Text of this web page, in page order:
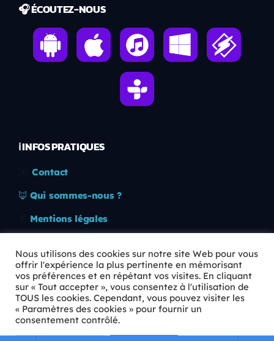
🎧 ÉCOUTEZ-NOUS
ℹ️ INFOS PRATIQUES
Contact
🦊 Qui sommes-nous ?
Mentions légales
🛡️ RGPD
Copyright © 2026 Animkids. Tous droits réservés.
Nous utilisons des cookies sur notre site Web pour vous
offrir l'expérience la plus pertinente en mémorisant
vos préférences et en répétant vos visites. En cliquant
sur « Tout accepter », vous consentez à l'utilisation de
TOUS les cookies. Cependant, vous pouvez visiter les
« Paramètres des cookies » pour fournir un
consentement contrôlé.